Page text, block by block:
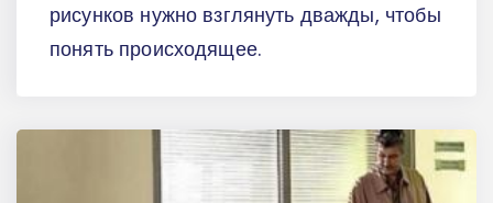
рисунков нужно взглянуть дважды, чтобы
понять происходящее.